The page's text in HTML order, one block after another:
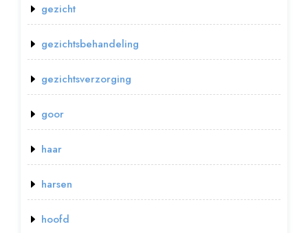
gezicht
gezichtsbehandeling
gezichtsverzorging
goor
haar
harsen
hoofd